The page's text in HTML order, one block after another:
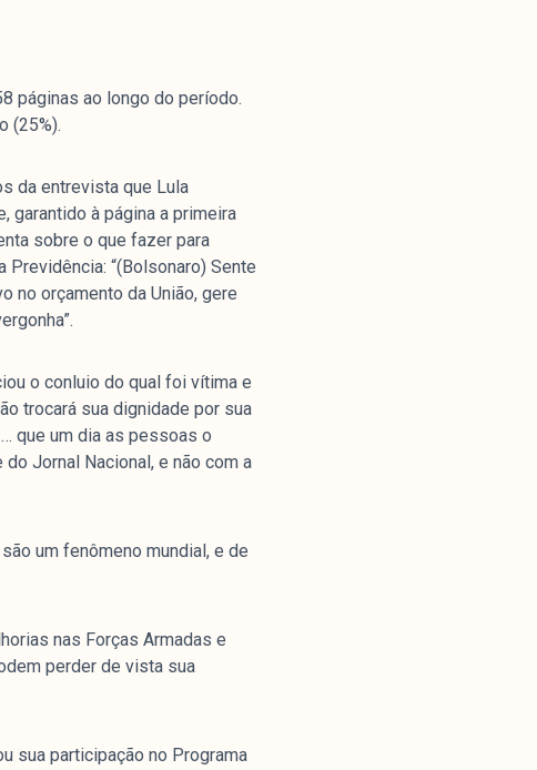
Institucional
páginas ao longo do período.
(25%).
da entrevista que Lula
garantido à página a primeira
sobre o que fazer para
“(Bolsonaro) Sente
no orçamento da União, gere
o conluio do qual foi vítima e
trocará sua dignidade por sua
que um dia as pessoas o
Jornal Nacional, e não com a
um fenômeno mundial, e de
nas Forças Armadas e
perder de vista sua
sua participação no Programa